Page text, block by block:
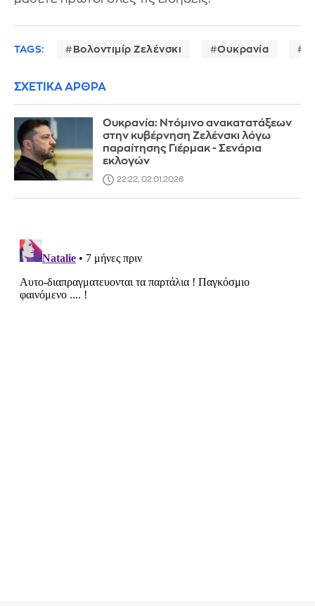
TAGS: Βολοντιμίρ Ζελένσκι Ουκρανία
ΣΧΕΤΙΚΑ ΑΡΘΡΑ
Ουκρανία: Ντόμινο ανακατατάξεων
στην κυβέρνηση Ζελένσκι λόγω
παραίτησης Γιέρμακ - Σενάρια
εκλογών
22:22, 02.01.2026